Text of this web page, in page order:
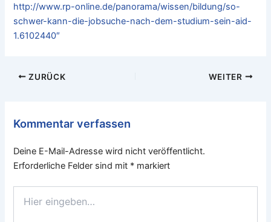
http://www.rp-online.de/panorama/wissen/bildung/so-
schwer-kann-die-jobsuche-nach-dem-studium-sein-aid-
1.6102440″
ZURÜCK WEITER
Kommentar verfassen
Deine E-Mail-Adresse wird nicht veröffentlicht.
Erforderliche Felder sind mit * markiert
eingeben…